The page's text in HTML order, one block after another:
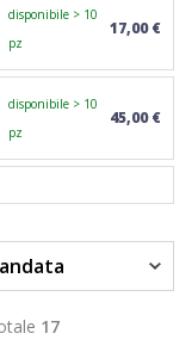
disponibile > 10
pz
17,00 €
disponibile > 10
pz
45,00 €
17